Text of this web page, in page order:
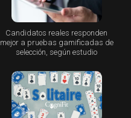
Candidatos reales responden
mejor a pruebas gamificadas de
selección, según estudio